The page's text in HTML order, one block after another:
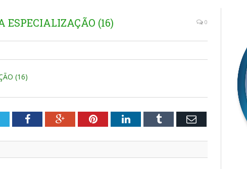
ESPECIALIZAÇÃO (16) 0
(16)
FacebookGoogle+PinterestLinkedInTumblr Email